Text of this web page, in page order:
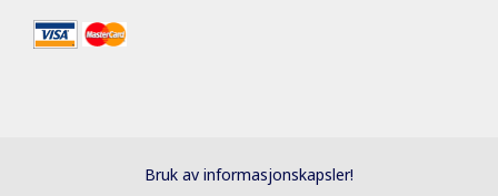
Bruk av informasjonskapsler!